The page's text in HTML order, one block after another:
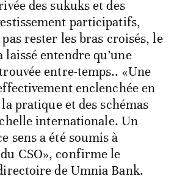
des sukuks et des
participatifs,
rester les bras croisés, le
laissé entendre qu’une
entre-temps.. «Une
enclenchée en
pratique et des schémas
internationale. Un
sens a été soumis à
CSO», confirme le
de Umnia Bank.